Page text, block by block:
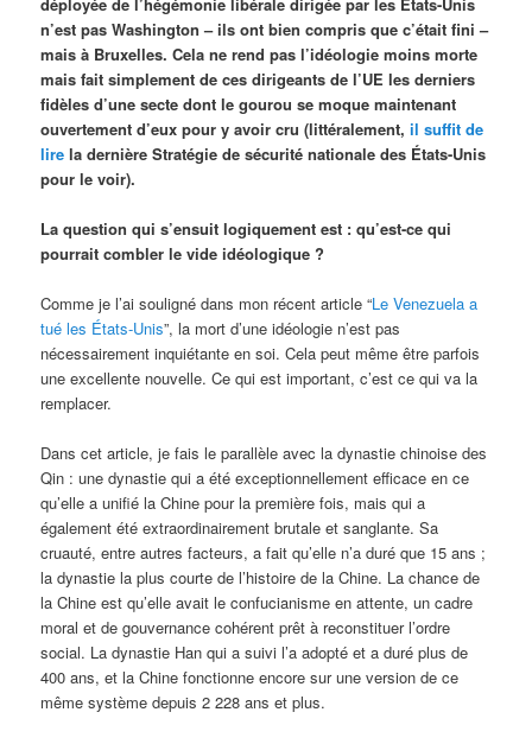
n’est pas Washington – ils ont bien compris que c’était fini –
mais à Bruxelles. Cela ne rend pas l’idéologie moins morte
mais fait simplement de ces dirigeants de l’UE les derniers
fidèles d’une secte dont le gourou se moque maintenant
ouvertement d’eux pour y avoir cru (littéralement,il suffit de
lire la dernière Stratégie de sécurité nationale des États-Unis
pour le voir).
La question qui s’ensuit logiquement est : qu’est-ce qui
pourrait combler le vide idéologique ?
Comme je l’ai souligné dans mon récent article “Le Venezuela a
tué les États-Unis”, la mort d’une idéologie n’est pas
nécessairement inquiétante en soi. Cela peut même être parfois
une excellente nouvelle. Ce qui est important, c’est ce qui va la
remplacer.
Dans cet article, je fais le parallèle avec la dynastie chinoise des
Qin : une dynastie qui a été exceptionnellement efficace en ce
qu’elle a unifié la Chine pour la première fois, mais qui a
également été extraordinairement brutale et sanglante. Sa
cruauté, entre autres facteurs, a fait qu’elle n’a duré que 15 ans ;
la dynastie la plus courte de l’histoire de la Chine. La chance de
la Chine est qu’elle avait le confucianisme en attente, un cadre
moral et de gouvernance cohérent prêt à reconstituer l’ordre
social. La dynastie Han qui a suivi l’a adopté et a duré plus de
400 ans, et la Chine fonctionne encore sur une version de ce
même système depuis 2 228 ans et plus.